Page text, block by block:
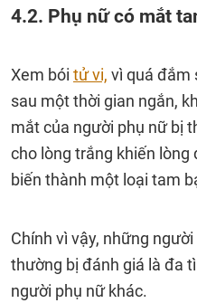
4.2. Phụ nữ có mắt
Xem bói tử vi, vì quá đắm
sau một thời gian ngắn,
mắt của người phụ nữ bị
cho lòng trắng khiến lòng
biến thành một loại tam
Chính vì vậy, những
thường bị đánh giá là đa
người phụ nữ khác.